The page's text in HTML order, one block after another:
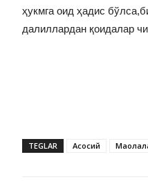
ҳукмга оид ҳадис
далиллардан қоидалар
TEGLAR Асосий